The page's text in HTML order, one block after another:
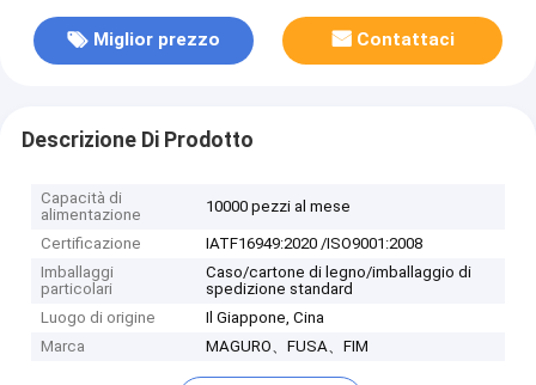
Miglior prezzo Contattaci
Descrizione Di Prodotto
Capacità di
alimentazione
10000 pezzi al mese
Certificazione
IATF16949:2020 /ISO9001:2008
Imballaggi
particolari
Caso/cartone di legno/imballaggio di
spedizione standard
Luogo di origine
Il Giappone, Cina
Marca
MAGURO、FUSA、FIM